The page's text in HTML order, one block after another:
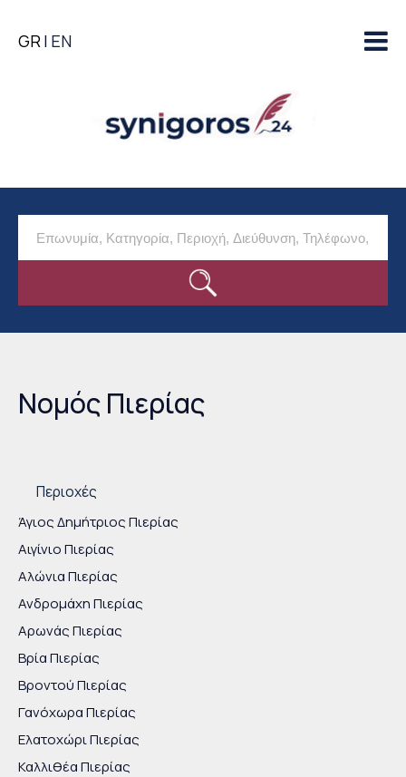
GR EN
Νομός Πιερίας
Είστε εδώ
Περιοχές
Άγιος Δημήτριος Πιερίας
Αιγίνιο Πιερίας
Αλώνια Πιερίας
Ανδρομάχη Πιερίας
Αρωνάς Πιερίας
Βρία Πιερίας
Βροντού Πιερίας
Γανόχωρα Πιερίας
Ελατοχώρι Πιερίας
Καλλιθέα Πιερίας